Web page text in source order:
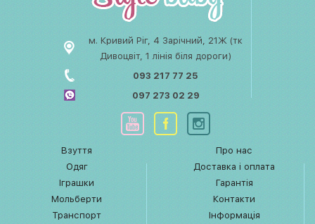
м. Кривий Ріг, 4 Зарічний, 21Ж (тк
Дивоцвіт, 1 лінія біля дороги)
093 217 77 25
097 273 02 29
Взуття
Одяг
Іграшки
Мольберти
Транспорт
Про нас
Доставка і оплата
Гарантія
Контакти
Інформація